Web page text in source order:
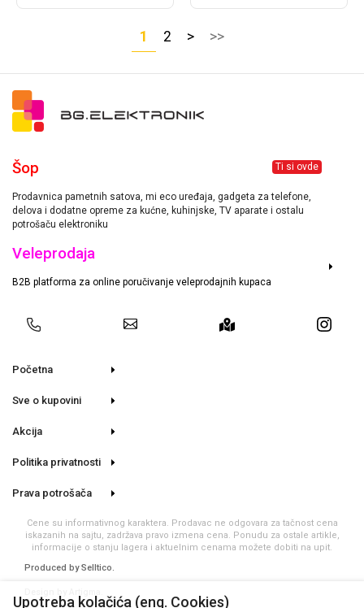
1 2 > >>
Ti si ovde
Šop
Prodavnica pametnih satova, mi eco uređaja, gadgeta za telefone,
delova i dodatne opreme za kućne, kuhinjske, TV aparate i ostalu
potrošaču elektroniku
Veleprodaja
B2B platforma za online poručivanje veleprodajnih kupaca
Početna
Sve o kupovini
Akcija
Politika privatnosti
Prava potrošača
Cene su informativnog karaktera. Prodavac ne odgovara za tačnost cena
iskazanih na sajtu, zadržava pravo izmena cena. Ponudu za ostale artikle,
informacije o stanju lagera i aktuelnim cenama možete dobiti na upit.
Produced bySelltico.
Upotreba kolačića (eng. Cookies)